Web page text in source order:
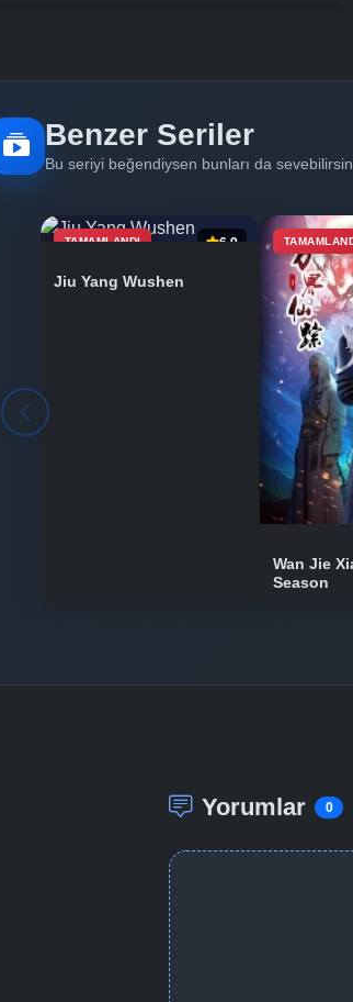
Benzer Seriler
Bu seriyi beğendiysen bunları da sevebilirsin
TAMAMLANDI 6.9
Jiu Yang Wushen
Wan Jie
Season
Yorumlar 0